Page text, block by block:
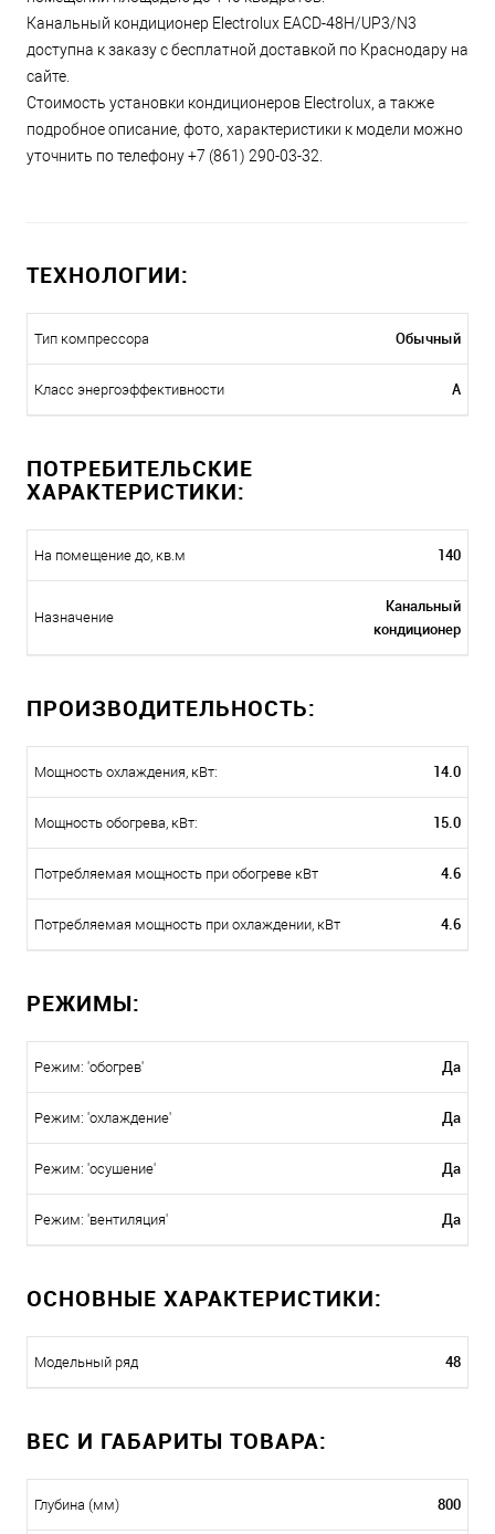
Канальный кондиционер Electrolux EACD-48H/UP3/N3
доступна к заказу с бесплатной доставкой по Краснодару на
сайте.
Стоимость установки кондиционеров Electrolux, а также
подробное описание, фото, характеристики к модели можно
уточнить по телефону +7 (861) 290-03-32.
ТЕХНОЛОГИИ:
Тип компрессора Обычный
Класс энергоэффективности A
ПОТРЕБИТЕЛЬСКИЕ
ХАРАКТЕРИСТИКИ:
На помещение до, кв.м 140
Назначение
Канальный
кондиционер
ПРОИЗВОДИТЕЛЬНОСТЬ:
Мощность охлаждения, кВт: 14.0
Мощность обогрева, кВт: 15.0
Потребляемая мощность при обогреве кВт 4.6
Потребляемая мощность при охлаждении, кВт 4.6
РЕЖИМЫ:
Режим: 'обогрев' Да
Режим: 'охлаждение' Да
Режим: 'осушение' Да
Режим: 'вентиляция' Да
ОСНОВНЫЕ ХАРАКТЕРИСТИКИ:
Модельный ряд 48
ВЕС И ГАБАРИТЫ ТОВАРА:
Глубина (мм) 800